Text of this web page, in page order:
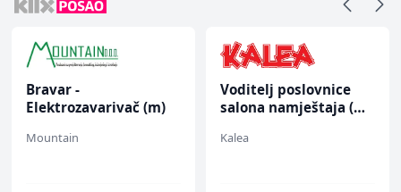
(m)
Voditelj poslovnice
salona namještaja (m/
Junior